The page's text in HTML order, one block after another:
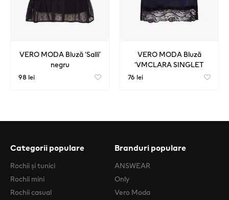
VERO MODA Bluză ‘Salli’
negru
98 lei
VERO MODA Bluză
‘VMCLARA SINGLET
MIDI TOP WVN’ albastru
76 lei
Categorii populare
Rochii şi tunici
Rochii mini
Rochii casual
Branduri populare
ANSWEAR
Only
Vero Moda